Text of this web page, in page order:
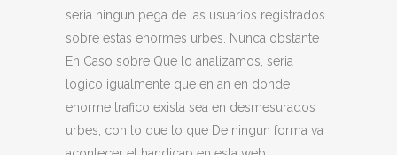
seria ningun pega de las usuarios registrados
sobre estas enormes urbes. Nunca obstante
En Caso sobre Que lo analizamos, seria
logico igualmente que en an en donde
enorme trafico exista sea en desmesurados
urbes, con lo que lo que De ningun forma va